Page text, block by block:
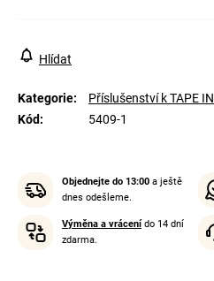
Kategorie:
Příslušenství k TAPE IN
Kód: 5409-1
Hlídat
Objednejte do 13:00 a ještě
dnes odešleme.
Výměna a vrácenído 14 dní
zdarma.